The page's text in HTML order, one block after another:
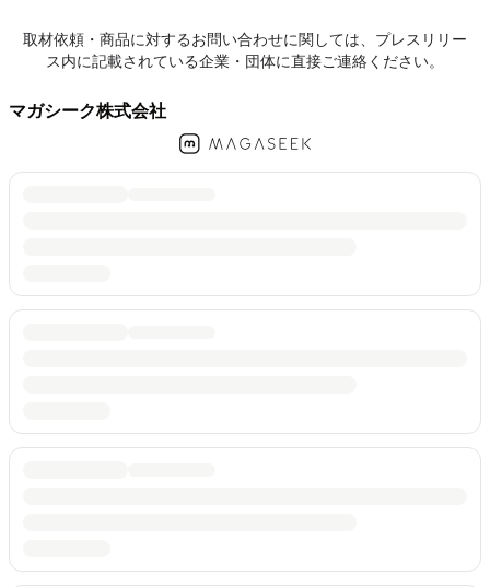
取材依頼・商品に対するお問い合わせに関しては、プレスリリー
ス内に記載されている企業・団体に直接ご連絡ください。
マガシーク株式会社